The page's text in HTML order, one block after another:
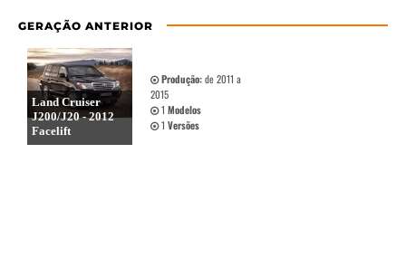
GERAÇÃO ANTERIOR
Land Cruiser
J200/J20 - 2012
Facelift
Produção:de 2011 a
2015
1 Modelos
1 Versões